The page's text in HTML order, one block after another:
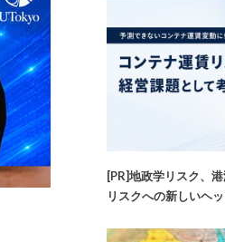
[PR]地政学リスク、
リスクへの新しいヘ